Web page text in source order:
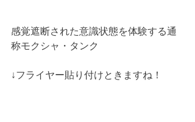
感覚遮断された意識状態を体験する通
称モクシャ・タンク
↓フライヤー貼り付けときますね！